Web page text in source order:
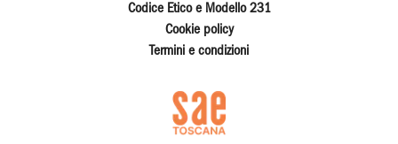
Codice Etico e Modello 231
Cookie policy
Termini e condizioni